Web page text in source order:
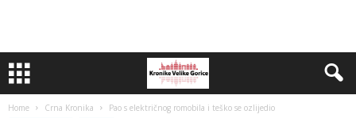
Home Crna Kronika Pao s električnog romobila i teško se ozlijedio